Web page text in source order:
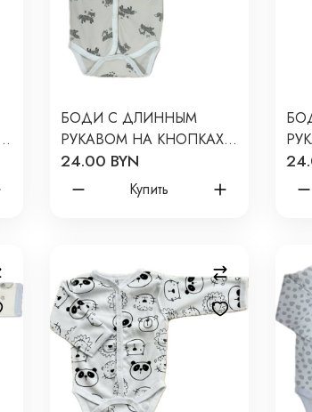
БОДИ С ДЛИННЫМ
РУКАВОМ НА КНОПКАХ
NEWBORN 50 СМ
ПРИНТ: ЛИСИЧКИ Т-131
24.00 BYN
Купить